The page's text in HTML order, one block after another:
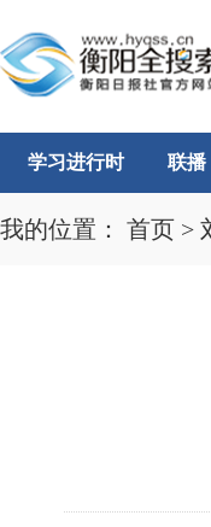
学习进行时 联播
我的位置： 首页 >